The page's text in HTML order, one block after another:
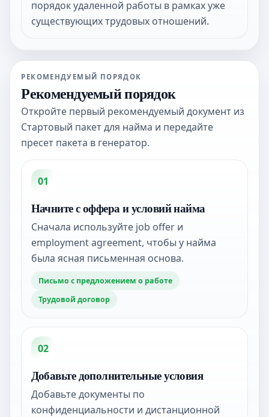
порядок удаленной работы в рамках уже
существующих трудовых отношений.
РЕКОМЕНДУЕМЫЙ ПОРЯДОК
Рекомендуемый порядок
Откройте первый рекомендуемый документ из
Стартовый пакет для найма и передайте
пресет пакета в генератор.
01
Начните с оффера и условий найма
Сначала используйте job offer и
employment agreement, чтобы у найма
была ясная письменная основа.
Письмо с предложением о работе
Трудовой договор
02
Добавьте дополнительные условия
Добавьте документы по
конфиденциальности и дистанционной